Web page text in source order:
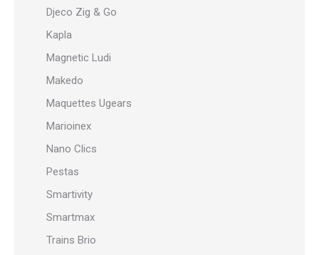
Djeco Zig & Go
Kapla
Magnetic Ludi
Makedo
Maquettes Ugears
Marioinex
Nano Clics
Pestas
Smartivity
Smartmax
Trains Brio